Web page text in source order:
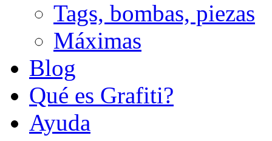
Tags, bombas, piezas
Máximas
Blog
Qué es Grafiti?
Ayuda